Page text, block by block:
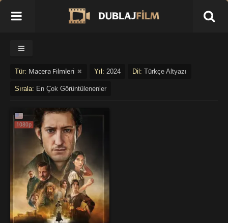
Tür: Macera Filmleri Yıl: 2024 Dil: Türkçe Altyazı
Sırala: En Çok Görüntülenenler
1080p